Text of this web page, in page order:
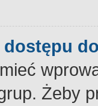
dostępu
Żeby